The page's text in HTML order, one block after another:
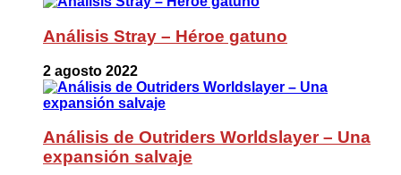
Análisis Stray – Héroe gatuno
2 agosto 2022
Análisis de Outriders Worldslayer – Una
expansión salvaje